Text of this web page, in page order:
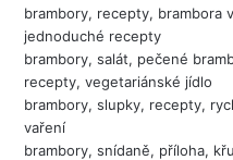
brambory, recepty, brambora
jednoduché recepty
brambory, salát, pečené
recepty, vegetariánské jídlo
brambory, slupky, recepty,
vaření
brambory, snídaně, příloha,